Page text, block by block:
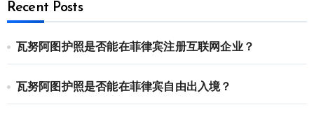
Recent Posts
瓦努阿图护照是否能在菲律宾注册互联网企业？
瓦努阿图护照是否能在菲律宾自由出入境？